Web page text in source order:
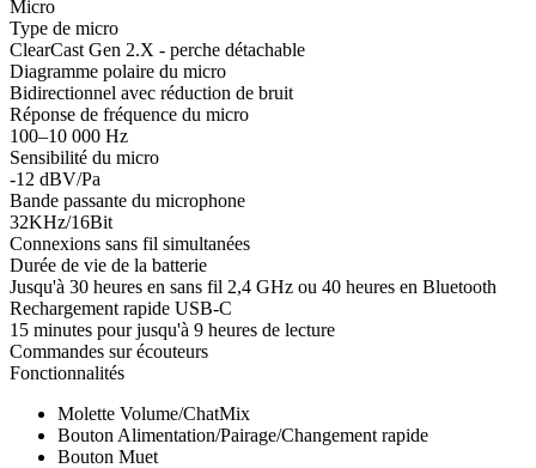
Micro
Type de micro
ClearCast Gen 2.X - perche détachable
Diagramme polaire du micro
Bidirectionnel avec réduction de bruit
Réponse de fréquence du micro
100–10 000 Hz
Sensibilité du micro
-12 dBV/Pa
Bande passante du microphone
32KHz/16Bit
Connexions sans fil simultanées
Durée de vie de la batterie
Jusqu'à 30 heures en sans fil 2,4 GHz ou 40 heures en Bluetooth
Rechargement rapide USB-C
15 minutes pour jusqu'à 9 heures de lecture
Commandes sur écouteurs
Fonctionnalités
Molette Volume/ChatMix
Bouton Alimentation/Pairage/Changement rapide
Bouton Muet